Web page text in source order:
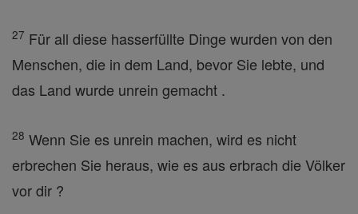
27 Für all diese hasserfüllte Dinge wurden von den
Menschen, die in dem Land, bevor Sie lebte, und
das Land wurde unrein gemacht .
28 Wenn Sie es unrein machen, wird es nicht
erbrechen Sie heraus, wie es aus erbrach die Völker
vor dir ?